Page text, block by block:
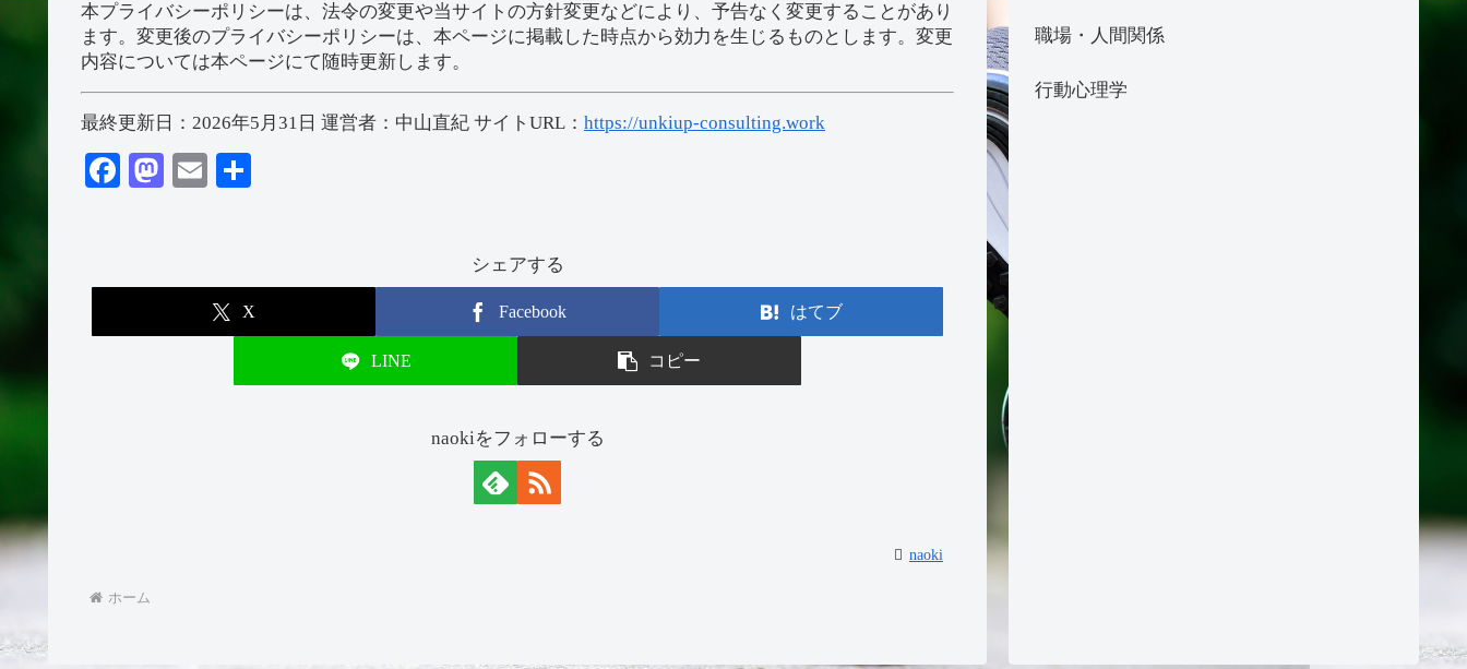
本プライバシーポリシーは、法令の変更や当サイトの方針変更などにより、予告なく変更することがあり
ます。変更後のプライバシーポリシーは、本ページに掲載した時点から効力を生じるものとします。変更
内容については本ページにて随時更新します。
最終更新日：2026年5月31日 運営者：中山直紀 サイトURL： https://unkiup-consulting.work
Fa M
E
シェアする
X Facebook はてブ
LINE コピー
naokiをフォローする
naoki
ホーム
職場・人間関係
行動心理学